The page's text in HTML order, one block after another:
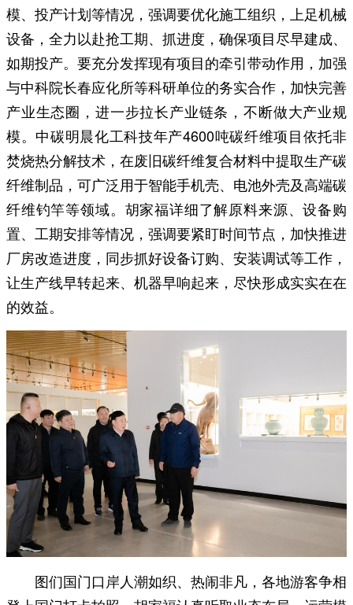
模、投产计划等情况，强调要优化施工组织，上足机械
设备，全力以赴抢工期、抓进度，确保项目尽早建成、
如期投产。要充分发挥现有项目的牵引带动作用，加强
与中科院长春应化所等科研单位的务实合作，加快完善
产业生态圈，进一步拉长产业链条，不断做大产业规
模。中碳明晨化工科技年产4600吨碳纤维项目依托非
焚烧热分解技术，在废旧碳纤维复合材料中提取生产碳
纤维制品，可广泛用于智能手机壳、电池外壳及高端碳
纤维钓竿等领域。胡家福详细了解原料来源、设备购
置、工期安排等情况，强调要紧盯时间节点，加快推进
厂房改造进度，同步抓好设备订购、安装调试等工作，
让生产线早转起来、机器早响起来，尽快形成实实在在
的效益。
图们国门口岸人潮如织、热闹非凡，各地游客争相